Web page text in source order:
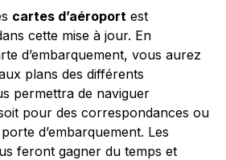
cartes d’aéroport est
cette mise à jour. En
d’embarquement, vous aurez
plans des différents
permettra de naviguer
pour des correspondances ou
d’embarquement. Les
feront gagner du temps et